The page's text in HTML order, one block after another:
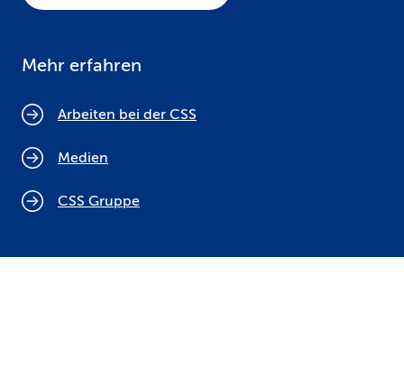
Mehr erfahren
Arbeiten bei der CSS
Medien
CSS Gruppe